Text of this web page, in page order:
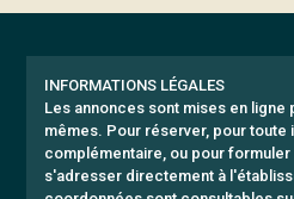
INFORMATIONS LÉGALES
Les annonces sont mises en
mêmes. Pour réserver, pour toute
complémentaire, ou pour formuler
s'adresser directement à